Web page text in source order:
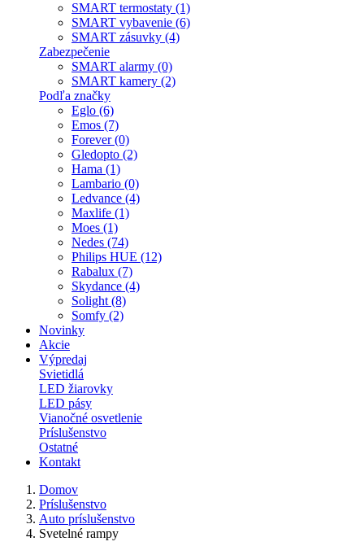
SMART termostaty (1)
SMART vybavenie (6)
SMART zásuvky (4)
Zabezpečenie
SMART alarmy (0)
SMART kamery (2)
Podľa značky
Eglo (6)
Emos (7)
Forever (0)
Gledopto (2)
Hama (1)
Lambario (0)
Ledvance (4)
Maxlife (1)
Moes (1)
Nedes (74)
Philips HUE (12)
Rabalux (7)
Skydance (4)
Solight (8)
Somfy (2)
Novinky
Akcie
Výpredaj
Svietidlá
LED žiarovky
LED pásy
Vianočné osvetlenie
Príslušenstvo
Ostatné
Kontakt
Domov
Príslušenstvo
Auto príslušenstvo
Svetelné rampy